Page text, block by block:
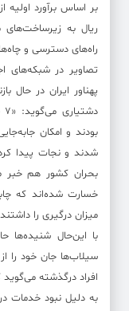
ریال به
راه‌های دسترسی و
تصاویر در شبکه‌های
پهناور ایران در حال
بودند و امکان
شدند و نجات پیدا
میزان درگیری را
با این‌حال شنیده‌ها
سیلاب‌ها جان خود را
افراد درگذشته
به دلیل نبود خدمات